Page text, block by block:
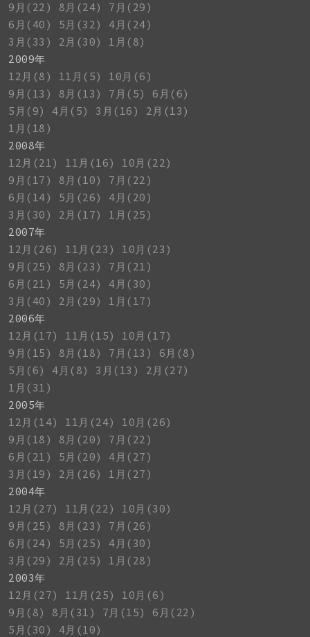
9月(22)
8月(24)
7月(29)
6月(40)
5月(32)
4月(24)
3月(33)
2月(30)
1月(8)
2009年
12月(8)
11月(5)
10月(6)
9月(13)
8月(13) 7月(5)
6月(6)
5月(9)
4月(5) 3月(16)
2月(13)
1月(18)
2008年
12月(21)
11月(16)
10月(22)
9月(17)
8月(10)
7月(22)
6月(14)
5月(26)
4月(20)
3月(30)
2月(17)
1月(25)
2007年
12月(26)
11月(23)
10月(23)
9月(25)
8月(23)
7月(21)
6月(21)
5月(24)
4月(30)
3月(40)
2月(29)
1月(17)
2006年
12月(17)
11月(15)
10月(17)
9月(15)
8月(18) 7月(13)
6月(8)
5月(6)
4月(8) 3月(13)
2月(27)
1月(31)
2005年
12月(14)
11月(24)
10月(26)
9月(18)
8月(20)
7月(22)
6月(21)
5月(20)
4月(27)
3月(19)
2月(26)
1月(27)
2004年
12月(27)
11月(22)
10月(30)
9月(25)
8月(23)
7月(26)
6月(24)
5月(25)
4月(30)
3月(29)
2月(25)
1月(28)
2003年
12月(27)
11月(25)
10月(6)
9月(8)
8月(31) 7月(15)
6月(22)
5月(30)
4月(10)